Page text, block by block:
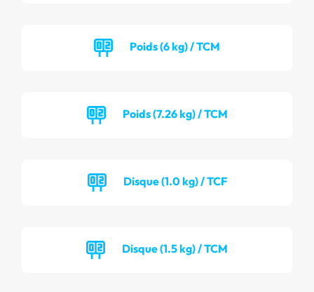
Poids (6 kg) / TCM
Poids (7.26 kg) / TCM
Disque (1.0 kg) / TCF
Disque (1.5 kg) / TCM